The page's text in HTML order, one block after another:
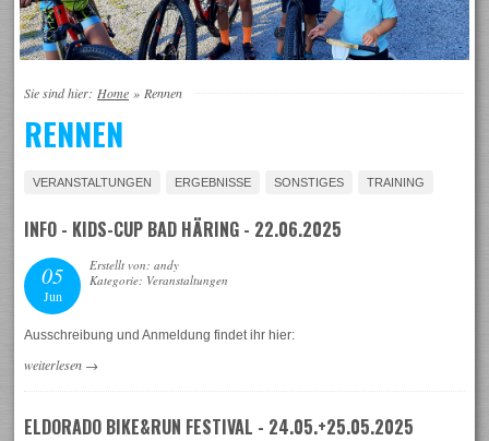
Sie sind hier: Home » Rennen
RENNEN
VERANSTALTUNGEN ERGEBNISSE SONSTIGES TRAINING
INFO - KIDS-CUP BAD HÄRING - 22.06.2025
05
Jun
Erstellt von: andy
Kategorie: Veranstaltungen
Ausschreibung und Anmeldung findet ihr hier:
weiterlesen →
ELDORADO BIKE&RUN FESTIVAL - 24.05.+25.05.2025